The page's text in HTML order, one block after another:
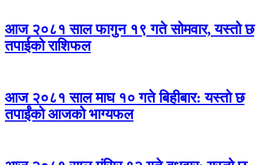
आज २०८१ साल फागुन १९ गते सोमवार, यस्तो छ
तपाईको राशिफल
आज २०८१ साल माघ १० गते बिहीबार: यस्तो छ
तपाईंको आजको भाग्यफल